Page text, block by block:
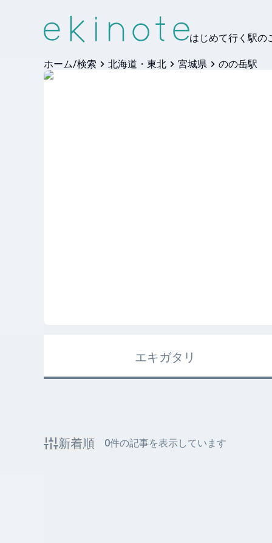
はじめて行く駅の
ホーム/検索 北海道・東北 宮城県 のの岳駅
エキガタリ
新着順 0件の記事を表示しています